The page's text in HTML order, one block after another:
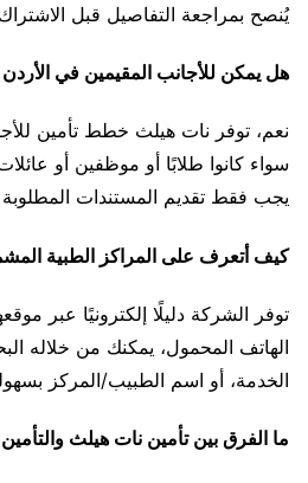
يُنصح بمراجعة التفاصيل قبل
هل يمكن للأجانب المقيمين في
نعم، توفر نات هيلث خطط تأمين
سواء كانوا طلابًا أو موظفين أو
يجب فقط تقديم المستندات المطلوبة
كيف أتعرف على المراكز الطبية
توفر الشركة دليلًا إلكترونيًا عبر
الهاتف المحمول، يمكنك من خلاله
الخدمة، أو اسم الطبيب/المركز
ما الفرق بين تأمين نات هيلث